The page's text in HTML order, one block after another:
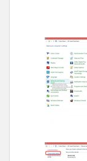
و در آخر هم
.
مشکل زمانی
دیر به دیر